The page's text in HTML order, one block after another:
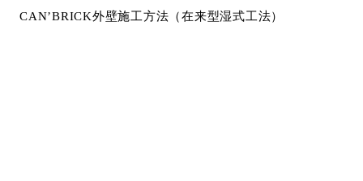
CAN’BRICK外壁施工方法（在来型湿式工法）